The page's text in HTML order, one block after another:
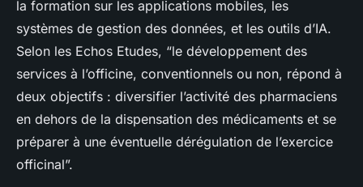
la formation sur les applications mobiles, les
systèmes de gestion des données, et les outils d’IA.
Selon les Echos Etudes, “le développement des
services à l’officine, conventionnels ou non, répond à
deux objectifs : diversifier l’activité des pharmaciens
en dehors de la dispensation des médicaments et se
préparer à une éventuelle dérégulation de l’exercice
officinal”.